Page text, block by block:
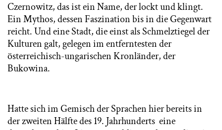
Czernowitz, das ist ein Name, der lockt und klingt.
Ein Mythos, dessen Faszination bis in die Gegenwart
reicht. Und eine Stadt, die einst als Schmelztiegel der
Kulturen galt, gelegen im entferntesten der
österreichisch-ungarischen Kronländer, der
Bukowina.
Hatte sich im Gemisch der Sprachen hier bereits in
der zweiten Hälfte des 19. Jahrhunderts eine